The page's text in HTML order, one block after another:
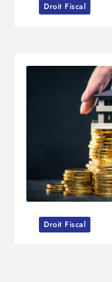
Droit Fiscal
Droit Fiscal